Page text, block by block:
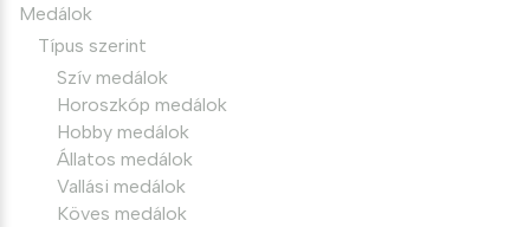
Medálok
Típus szerint
Szív medálok
Horoszkóp medálok
Hobby medálok
Állatos medálok
Vallási medálok
Köves medálok